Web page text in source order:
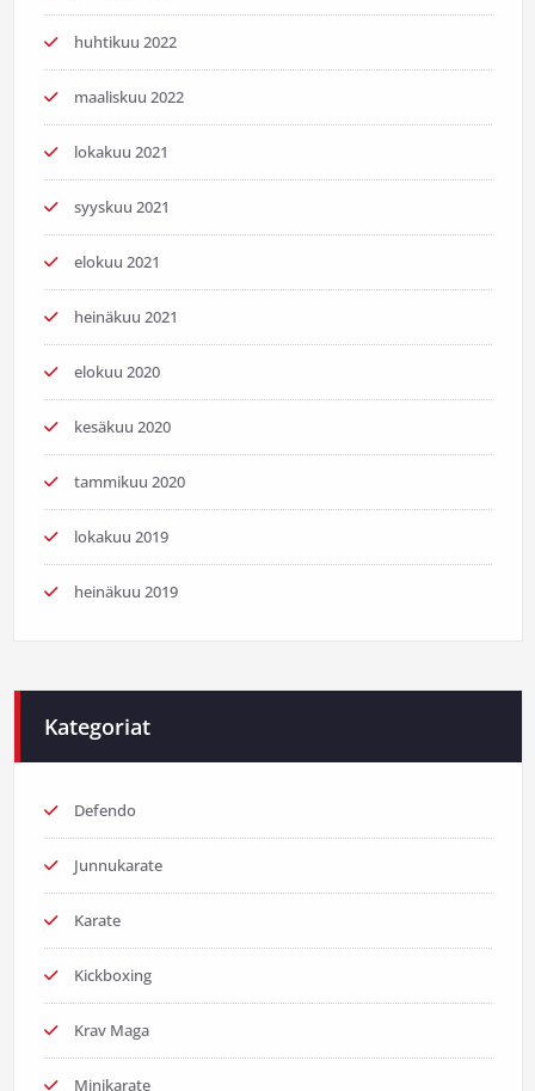
huhtikuu 2022
maaliskuu 2022
lokakuu 2021
syyskuu 2021
elokuu 2021
heinäkuu 2021
elokuu 2020
kesäkuu 2020
tammikuu 2020
lokakuu 2019
heinäkuu 2019
Kategoriat
Defendo
Junnukarate
Karate
Kickboxing
Krav Maga
Minikarate